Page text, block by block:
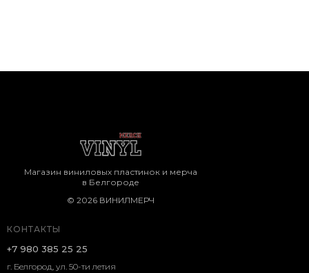
КОНТАКТЫ
г. Белгород, ул. 50-ти летия
+7 980 385 25 25
Магазин виниловых пластинок и мерча
в Белгороде
© 2026 ВИНИЛМЕРЧ